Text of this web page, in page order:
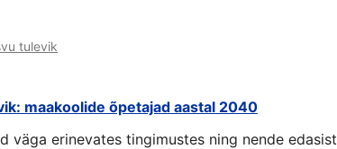
tulevik
maakoolide õpetajad aastal 2040
väga erinevates tingimustes ning nende edasist